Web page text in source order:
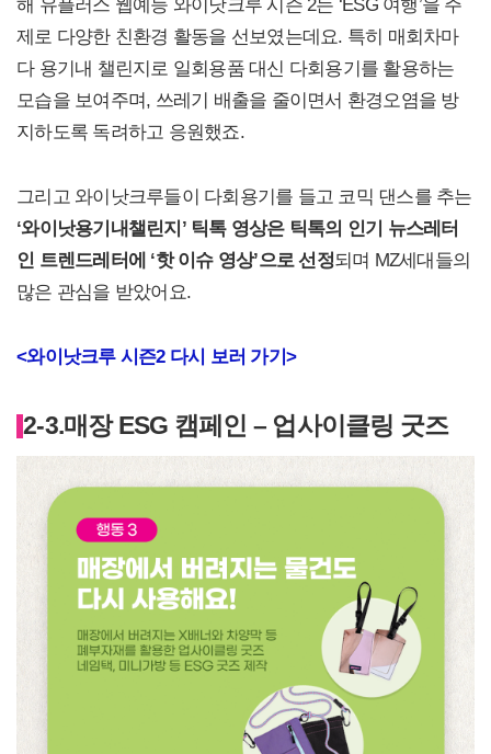
해 유플러스 웹예능 와이낫크루 시즌 2는 ‘ESG 여행’을 주
제로 다양한 친환경 활동을 선보였는데요. 특히 매회차마
다 용기내 챌린지로 일회용품 대신 다회용기를 활용하는
모습을 보여주며, 쓰레기 배출을 줄이면서 환경오염을 방
지하도록 독려하고 응원했죠.
그리고 와이낫크루들이 다회용기를 들고 코믹 댄스를 추는
‘와이낫용기내챌린지’ 틱톡 영상은 틱톡의 인기 뉴스레터
인 트렌드레터에 ‘핫 이슈 영상’으로 선정되며 MZ세대들의
많은 관심을 받았어요.
<와이낫크루 시즌2 다시 보러 가기>
2-3.매장 ESG 캠페인 – 업사이클링 굿즈